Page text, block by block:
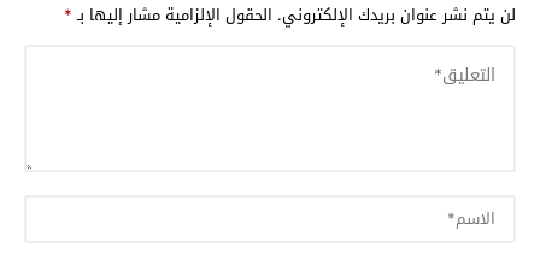
لن يتم نشر عنوان بريدك الإلكتروني. الحقول الإلزامية مشار إليها بـ*